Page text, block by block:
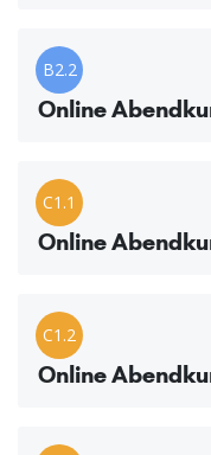
B2.2
Online
C1.1
Online
C1.2
Online